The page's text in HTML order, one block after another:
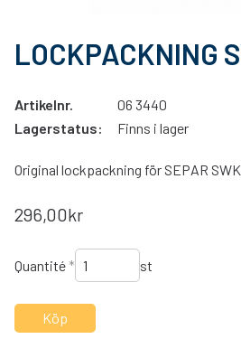
LOCKPACKNING
Artikelnr.
06 3440
Lagerstatus:
Finns i lager
Original lockpackning för SEPAR
296,00kr
Quantité* st